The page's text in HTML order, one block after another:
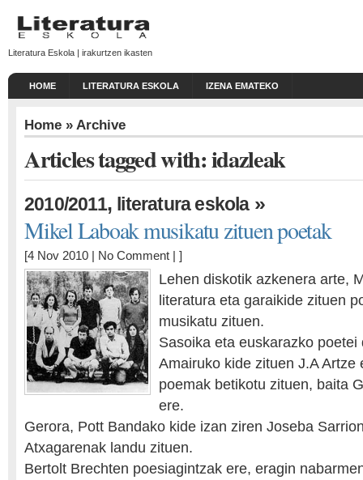
Literatura Eskola | irakurtzen ikasten
HOME LITERATURA ESKOLA IZENA EMATEKO
Home » Archive
Articles tagged with: idazleak
2010/2011, literatura eskola»
Mikel Laboak musikatu zituen poetak
[4 Nov 2010 | No Comment | ]
Lehen diskotik azkenera arte,
literatura eta garaikide zituen
musikatu zituen.
Sasoika eta euskarazko
Amairuko kide zituen J.A Artze
poemak betikotu zituen, baita
ere.
Gerora, Pott Bandako kide izan ziren Joseba
Atxagarenak landu zituen.
Bertolt Brechten poesiagintzak ere, eragin